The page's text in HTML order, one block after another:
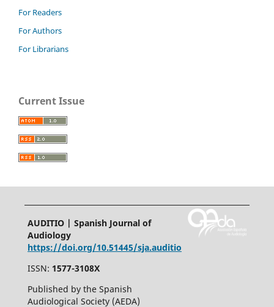
For Readers
For Authors
For Librarians
Current Issue
AUDITIO | Spanish Journal of
Audiology
https://doi.org/10.51445/sja.auditio
ISSN: 1577-3108X
Published by the Spanish
Audiological Society (AEDA)